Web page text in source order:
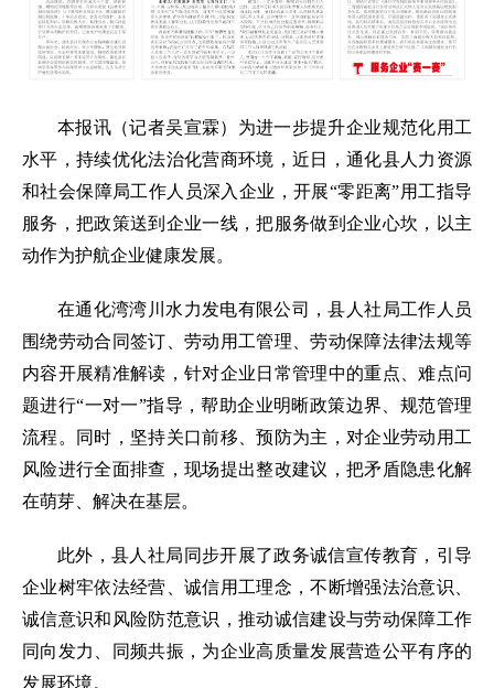
本报讯（记者吴宣霖）为进一步提升企业规范化用工
水平，持续优化法治化营商环境，近日，通化县人力资源
和社会保障局工作人员深入企业，开展“零距离”用工指导
服务，把政策送到企业一线，把服务做到企业心坎，以主
动作为护航企业健康发展。
在通化湾湾川水力发电有限公司，县人社局工作人员
围绕劳动合同签订、劳动用工管理、劳动保障法律法规等
内容开展精准解读，针对企业日常管理中的重点、难点问
题进行“一对一”指导，帮助企业明晰政策边界、规范管理
流程。同时，坚持关口前移、预防为主，对企业劳动用工
风险进行全面排查，现场提出整改建议，把矛盾隐患化解
在萌芽、解决在基层。
此外，县人社局同步开展了政务诚信宣传教育，引导
企业树牢依法经营、诚信用工理念，不断增强法治意识、
诚信意识和风险防范意识，推动诚信建设与劳动保障工作
同向发力、同频共振，为企业高质量发展营造公平有序的
发展环境。